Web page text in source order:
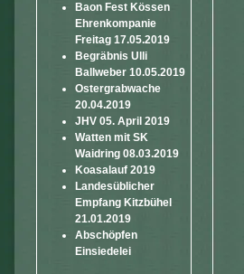
Baon Fest Kössen
Ehrenkompanie
Freitag 17.05.2019
Begräbnis Ulli
Ballweber 10.05.2019
Ostergrabwache
20.04.2019
JHV 05. April 2019
Watten mit SK
Waidring 08.03.2019
Koasalauf 2019
Landesüblicher
Empfang Kitzbühel
21.01.2019
Abschöpfen
Einsiedelei